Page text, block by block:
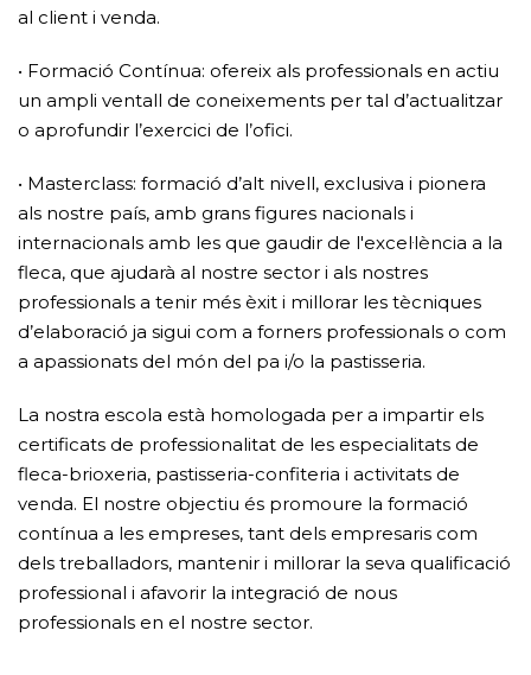
al client i venda.
• Formació Contínua: ofereix als professionals en actiu
un ampli ventall de coneixements per tal d’actualitzar
o aprofundir l’exercici de l’ofici.
• Masterclass: formació d’alt nivell, exclusiva i pionera
als nostre país, amb grans figures nacionals i
internacionals amb les que gaudir de l'excel·lència a la
fleca, que ajudarà al nostre sector i als nostres
professionals a tenir més èxit i millorar les tècniques
d’elaboració ja sigui com a forners professionals o com
a apassionats del món del pa i/o la pastisseria.
La nostra escola està homologada per a impartir els
certificats de professionalitat de les especialitats de
fleca-brioxeria, pastisseria-confiteria i activitats de
venda. El nostre objectiu és promoure la formació
contínua a les empreses, tant dels empresaris com
dels treballadors, mantenir i millorar la seva qualificació
professional i afavorir la integració de nous
professionals en el nostre sector.